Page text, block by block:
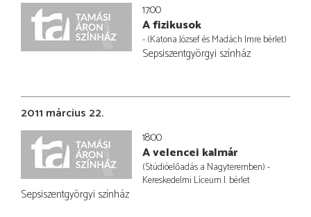
17:00
A fizikusok
- (Katona József és Madách Imre bérlet)
Sepsiszentgyörgyi színház
2011 március 22.
18:00
A velencei kalmár
(Stúdióelőadás a Nagyteremben) -
Kereskedelmi Líceum I. bérlet
Sepsiszentgyörgyi színház